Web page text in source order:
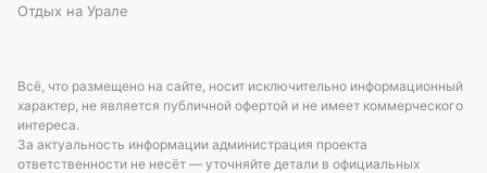
Отдых на Урале
Всё, что размещено на сайте, носит исключительно информационный
характер, не является публичной офертой и не имеет коммерческого
интереса.
За актуальность информации администрация проекта
ответственности не несёт — уточняйте детали в официальных